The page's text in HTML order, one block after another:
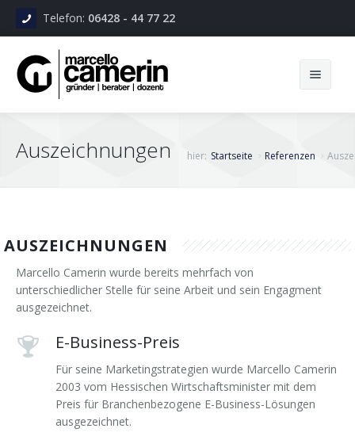
Telefon: 06428 - 44 77 22
Camerin Academy
Schüler - Studenten - Young Professionals
Einzelcoaching
Trainerausbildung
Forschung & Lehre
Change Leader
Zur Person
Profil
Werdegang
Werte & Leitlinien
Ihr Nutzen
Referenzen
Firmen
Projekte
Kundenstimmen
Auszeichnungen
Veröffentlichungen
Service
Aktuelles
Nicht so wichtig...
Merchandise
Downloads
Kontakt
EN / IT
Auszeichnungen hier: Startseite Referenzen
AUSZEICHNUNGEN
Marcello Camerin wurde bereits mehrfach von
unterschiedlicher Stelle für seine Arbeit und sein Engagment
ausgezeichnet.
E-Business-Preis
Für seine Marketingstrategien wurde Marcello Camerin
2003 vom Hessischen Wirtschaftsminister mit dem
Preis für Branchenbezogene E-Business-Lösungen
ausgezeichnet.